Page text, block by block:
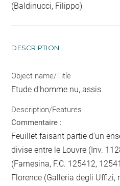
(Baldinucci, Filippo)
DESCRIPTION
Object name/Title
Etude d'homme nu, assis
Description/Features
Commentaire :
Feuillet faisant partie d'un
divise entre le Louvre (Inv.
(Farnesina, F.C. 125412,
Florence (Galleria degli Uffizi,